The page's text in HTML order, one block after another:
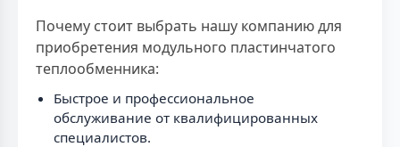
Почему стоит выбрать нашу компанию для
приобретения модульного пластинчатого
теплообменника:
Быстрое и профессиональное
обслуживание от квалифицированных
специалистов.